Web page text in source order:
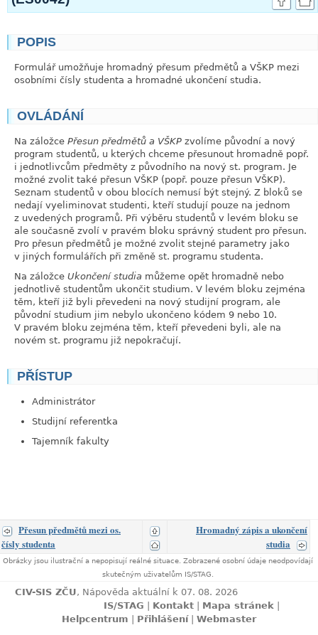
POPIS
Formulář umožňuje hromadný přesum předmětů a VŠKP mezi
osobními čísly studenta a hromadné ukončení studia.
OVLÁDÁNÍ
Na záložce Přesun předmětů a VŠKP zvolíme původní a nový
program studentů, u kterých chceme přesunout hromadně popř.
i jednotlivcům předměty z původního na nový st. program. Je
možné zvolit také přesun VŠKP (popř. pouze přesun VŠKP).
Seznam studentů v obou blocích nemusí být stejný. Z bloků se
nedají vyeliminovat studenti, kteří studují pouze na jednom
z uvedených programů. Při výběru studentů v levém bloku se
ale současně zvolí v pravém bloku správný student pro přesun.
Pro přesun předmětů je možné zvolit stejné parametry jako
v jiných formulářích při změně st. programu studenta.
Na záložce Ukončení studia můžeme opět hromadně nebo
jednotlivě studentům ukončit studium. V levém bloku zejména
těm, kteří již byli převedeni na nový studijní program, ale
původní studium jim nebylo ukončeno kódem 9 nebo 10.
V pravém bloku zejména těm, kteří převedeni byli, ale na
novém st. programu již nepokračují.
PŘÍSTUP
Administrátor
Studijní referentka
Tajemník fakulty
Přesun předmětů mezi os.
čísly studenta
Hromadný zápis a ukončení
studia
Obrázky jsou ilustrační a nepopisují reálné situace. Zobrazené osobní údaje neodpovídají
skutečným uživatelům IS/STAG.
CIV-SIS ZČU, Nápověda aktuální k 07. 08. 2026
IS/STAG
Kontakt Mapa stránek
Helpcentrum
Přihlášení| Webmaster